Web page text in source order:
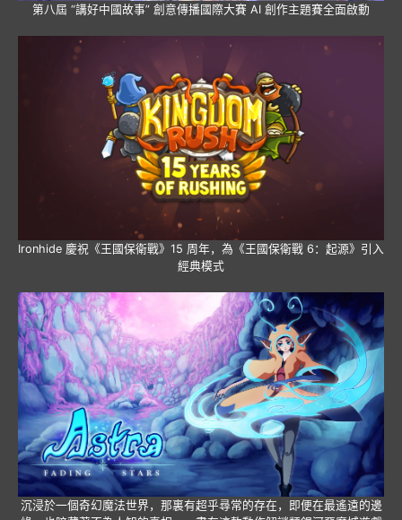
第八屆 “講好中國故事” 創意傳播國際大賽 AI 創作主題賽全面啟動
Ironhide 慶祝《王國保衛戰》15 周年，為《王國保衛戰 6：起源》引入
經典模式
沉浸於一個奇幻魔法世界，那裏有超乎尋常的存在，即便在最遙遠的邊